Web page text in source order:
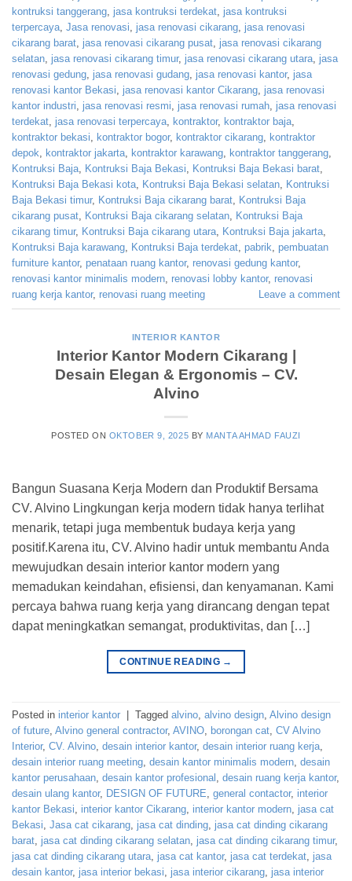
kontruksi tanggerang jasa kontruksi terdekat jasa kontruksi
terpercaya Jasa renovasi jasa renovasi cikarang jasa renovasi
cikarang barat jasa renovasi cikarang pusat jasa renovasi cikarang
selatan jasa renovasi cikarang timur, jasa renovasi cikarang utara jasa
renovasi gedung jasa renovasi gudang jasa renovasi kantor, jasa
renovasi kantor Bekasi
jasa renovasi kantor Cikarang jasa renovasi
kantor industri
jasa renovasi resmi jasa renovasi rumah jasa renovasi
terdekat jasa renovasi terpercaya kontraktor, kontraktor baja
kontraktor bekasi
kontraktor bogor, kontraktor cikarang kontraktor
depok
kontraktor jakarta kontraktor karawang kontraktor tanggerang
Kontruksi Baja Kontruksi Baja Bekasi Kontruksi Baja Bekasi barat
Kontruksi Baja Bekasi kota Kontruksi Baja Bekasi selatan Kontruksi
Baja Bekasi timur, Kontruksi Baja cikarang barat Kontruksi Baja
cikarang pusat Kontruksi Baja cikarang selatan Kontruksi Baja
cikarang timur, Kontruksi Baja cikarang utara Kontruksi Baja jakarta
Kontruksi Baja karawang Kontruksi Baja terdekat pabrik pembuatan
furniture kantor, penataan ruang kantor, renovasi gedung kantor,
renovasi kantor minimalis modern renovasi lobby kantor, renovasi
ruang kerja kantor, renovasi ruang meeting Leave a comment
INTERIOR KANTOR
Interior Kantor Modern Cikarang |
Desain Elegan & Ergonomis – CV.
Alvino
POSTED ON OKTOBER 9, 2025 BY MANTA AHMAD FAUZI
Bangun Suasana Kerja Modern dan Produktif Bersama
CV. Alvino Lingkungan kerja modern tidak hanya terlihat
menarik, tetapi juga membentuk budaya kerja yang
positif.Karena itu, CV. Alvino hadir untuk membantu Anda
mewujudkan desain interior kantor modern yang
memadukan keindahan, efisiensi, dan kenyamanan. Kami
percaya bahwa ruang kerja yang dirancang dengan tepat
dapat meningkatkan semangat, produktivitas, dan […]
CONTINUE READING →
Posted in interior kantor Tagged alvino, alvino design, Alvino design
of future, Alvino general contractor, AVINO, borongan cat, CV Alvino
Interior, CV. Alvino, desain interior kantor, desain interior ruang kerja,
desain interior ruang meeting, desain kantor minimalis modern, desain
kantor perusahaan, desain kantor profesional , desain ruang kerja kantor,
desain ulang kantor, DESIGN OF FUTURE, general contactor, interior
kantor Bekasi, interior kantor Cikarang, interior kantor modern, jasa cat
Bekasi, Jasa cat cikarang, jasa cat dinding, jasa cat dinding cikarang
barat, jasa cat dinding cikarang selatan, jasa cat dinding cikarang timur,
jasa cat dinding cikarang utara, jasa cat kantor, jasa cat terdekat, jasa
desain kantor, jasa interior bekasi, jasa interior cikarang, jasa interior